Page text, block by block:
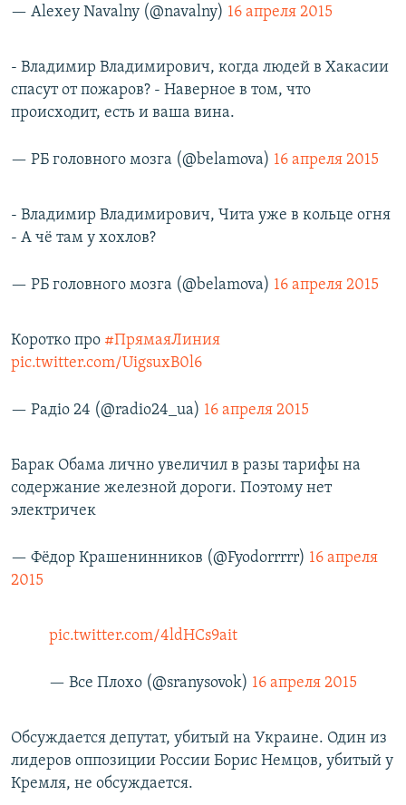
— Alexey Navalny (@navalny) 16 апреля 2015
- Владимир Владимирович, когда людей в Хакасии
спасут от пожаров? - Наверное в том, что
происходит, есть и ваша вина.
— РБ головного мозга (@belamova) 16 апреля 2015
- Владимир Владимирович, Чита уже в кольце огня
- А чё там у хохлов?
— РБ головного мозга (@belamova) 16 апреля 2015
Коротко про #ПрямаяЛиния
pic.twitter.com/UigsuxB0l6
— Радіо 24 (@radio24_ua) 16 апреля 2015
Барак Обама лично увеличил в разы тарифы на
содержание железной дороги. Поэтому нет
электричек
— Фёдор Крашенинников (@Fyodorrrrr) 16 апреля
2015
pic.twitter.com/4ldHCs9ait
— Все Плохо (@sranysovok) 16 апреля 2015
Обсуждается депутат, убитый на Украине. Один из
лидеров оппозиции России Борис Немцов, убитый у
Кремля, не обсуждается.